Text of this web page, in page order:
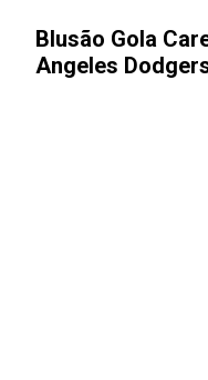
Blusão Gola
Angeles